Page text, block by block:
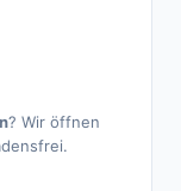
? Wir öffnen